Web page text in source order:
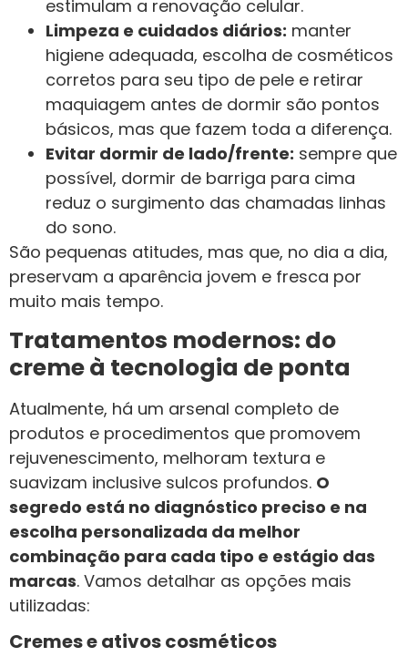
estimulam a renovação celular.
Limpeza e cuidados diários: manter
higiene adequada, escolha de cosméticos
corretos para seu tipo de pele e retirar
maquiagem antes de dormir são pontos
básicos, mas que fazem toda a diferença.
Evitar dormir de lado/frente: sempre que
possível, dormir de barriga para cima
reduz o surgimento das chamadas linhas
do sono.
São pequenas atitudes, mas que, no dia a dia,
preservam a aparência jovem e fresca por
muito mais tempo.
Tratamentos modernos: do
creme à tecnologia de ponta
Atualmente, há um arsenal completo de
produtos e procedimentos que promovem
rejuvenescimento, melhoram textura e
suavizam inclusive sulcos profundos. O
segredo está no diagnóstico preciso e na
escolha personalizada da melhor
combinação para cada tipo e estágio das
marcas. Vamos detalhar as opções mais
utilizadas:
Cremes e ativos cosméticos